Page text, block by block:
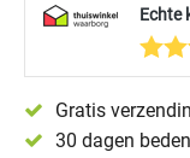
Echte
Gratis
30 dagen